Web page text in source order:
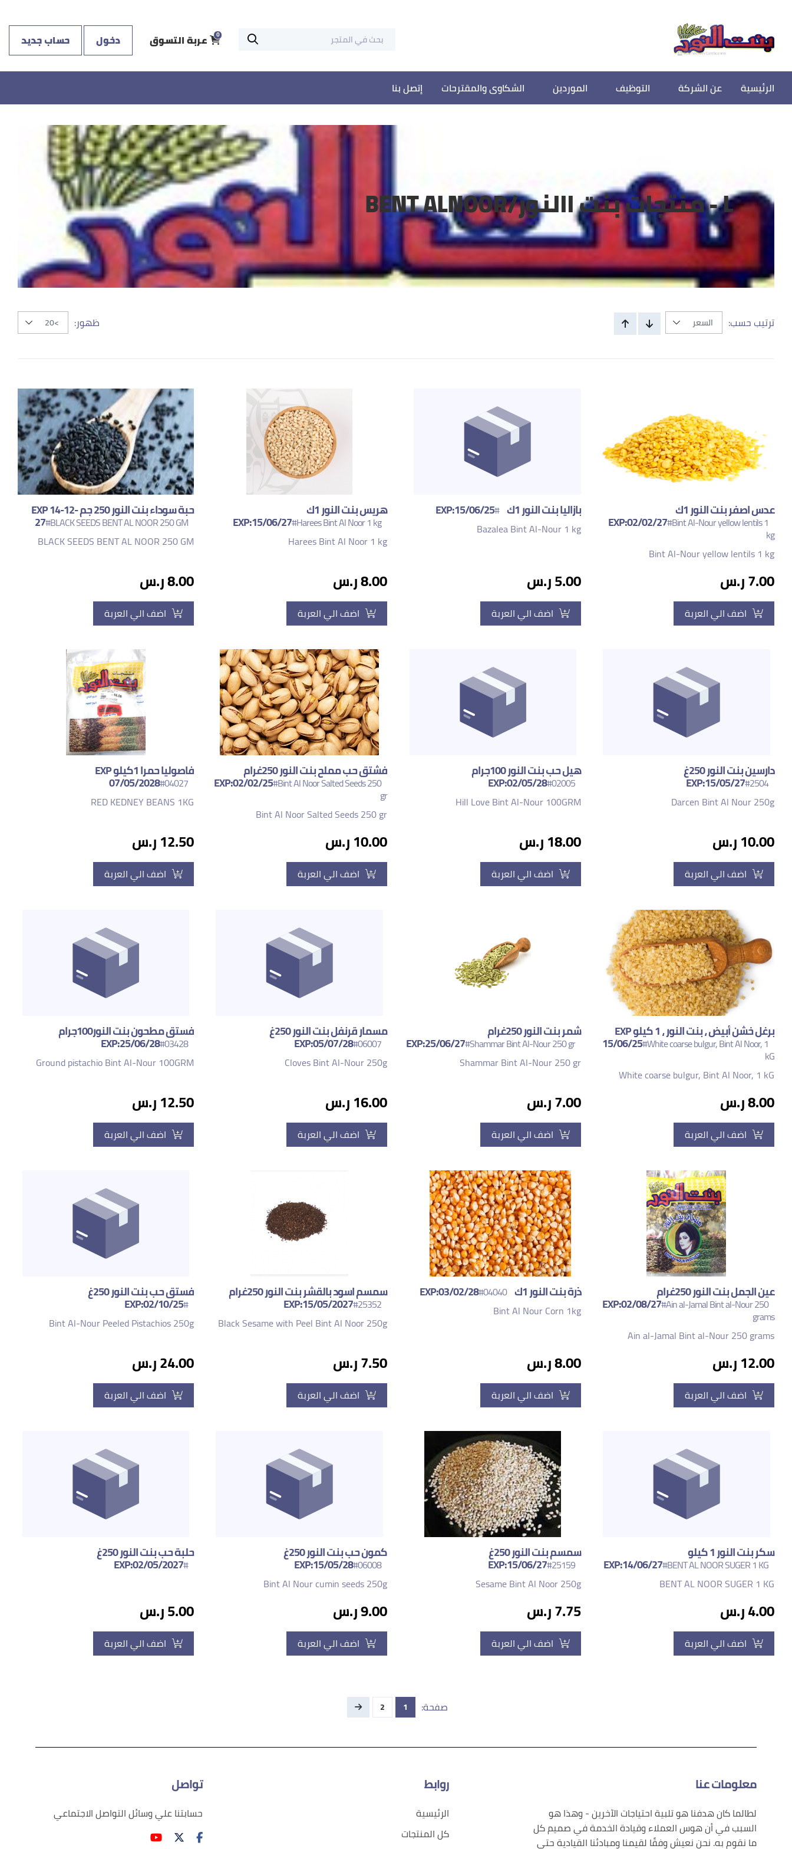
0 عربة التسوق دخول حساب جديد
الرئيسية عن الشركة التوظيف الموردين الشكاوى والمقترحات إتصل بنا
L - منتجات بنت االنور/BENT ALNOOR
ترتيب حسب: ظهور:
عدس اصفر بنت النور 1ك
EXP:02/02/27#Bint Al-Nour yellow lentils 1
kg
Bint Al-Nour yellow lentils 1 kg
7.00 ر.س
اضف الي العربة
بازاليا بنت النور 1ك EXP:15/06/25
#
Bazalea Bint Al-Nour 1 kg
5.00 ر.س
اضف الي العربة
هريس بنت النور 1ك
EXP:15/06/27#Harees Bint Al Noor 1 kg
Harees Bint Al Noor 1 kg
8.00 ر.س
اضف الي العربة
حبة سوداء بنت النور 250 جم EXP 14-12-
27#BLACK SEEDS BENT AL NOOR 250 GM
BLACK SEEDS BENT AL NOOR 250 GM
8.00 ر.س
اضف الي العربة
دارسين بنت النور 250غ
EXP:15/05/27#2504
Darcen Bint Al Nour 250g
10.00 ر.س
اضف الي العربة
هيل حب بنت النور 100جرام
EXP:02/05/28#02005
Hill Love Bint Al-Nour 100GRM
18.00 ر.س
اضف الي العربة
فشتق حب مملح بنت النور 250غرام
EXP:02/02/25#Bint Al Noor Salted Seeds 250
gr
Bint Al Noor Salted Seeds 250 gr
10.00 ر.س
اضف الي العربة
فاصوليا حمرا 1كيلو EXP
07/05/2028#04027
RED KEDNEY BEANS 1KG
12.50 ر.س
اضف الي العربة
برغل خشن أبيض ، بنت النور ، 1 كيلو EXP
15/06/25#White coarse bulgur, Bint Al Noor, 1
kG
White coarse bulgur, Bint Al Noor, 1 kG
8.00 ر.س
اضف الي العربة
شمر بنت النور 250غرام
EXP:25/06/27#Shammar Bint Al-Nour 250 gr
Shammar Bint Al-Nour 250 gr
7.00 ر.س
اضف الي العربة
مسمار قرنفل بنت النور 250غ
EXP:05/07/28#06007
Cloves Bint Al-Nour 250g
16.00 ر.س
اضف الي العربة
فستق مطحون بنت النور100جرام
EXP:25/06/28#03428
Ground pistachio Bint Al-Nour 100GRM
12.50 ر.س
اضف الي العربة
عين الجمل بنت النور 250غرام
EXP:02/08/27#Ain al-Jamal Bint al-Nour 250
grams
Ain al-Jamal Bint al-Nour 250 grams
12.00 ر.س
اضف الي العربة
ذرة بنت النور 1ك EXP:03/02/28
#04040
Bint Al Nour Corn 1kg
8.00 ر.س
اضف الي العربة
سمسم اسود بالقشر بنت النور 250غرام
EXP:15/05/2027#25352
Black Sesame with Peel Bint Al Noor 250g
7.50 ر.س
اضف الي العربة
فستق حب بنت النور 250غ
EXP:02/10/25#
Bint Al-Nour Peeled Pistachios 250g
24.00 ر.س
اضف الي العربة
سكر بنت النور 1 كيلو
EXP:14/06/27#BENT AL NOOR SUGER 1 KG
BENT AL NOOR SUGER 1 KG
4.00 ر.س
اضف الي العربة
سمسم بنت النور 250غ
EXP:15/06/27#25159
Sesame Bint Al Noor 250g
7.75 ر.س
اضف الي العربة
كمون حب بنت النور 250غ
EXP:15/05/28#06008
Bint Al Nour cumin seeds 250g
9.00 ر.س
اضف الي العربة
حلبة حب بنت النور 250غ
EXP:02/05/2027#
5.00 ر.س
اضف الي العربة
صفحة: 1
2
معلومات عنا
لطالما كان هدفنا هو تلبية احتياجات الآخرين - وهذا هو
السبب في أن هوس العملاء وقيادة الخدمة في صميم كل
ما نقوم به. نحن نعيش وفقًا لقيمنا ومبادئنا القيادية حتى
روابط
الرئيسية
كل المنتجات
تواصل
حسابتنا علي وسائل التواصل الاجتماعي